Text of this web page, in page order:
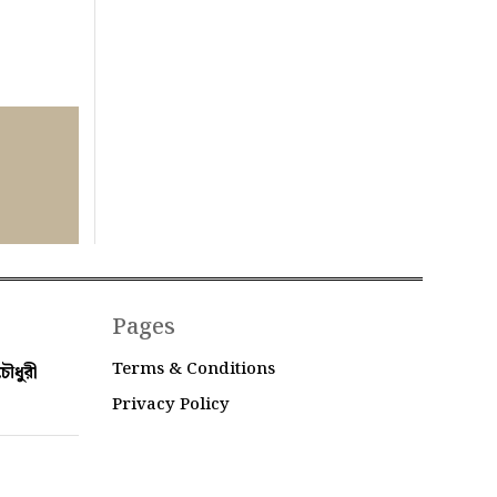
Pages
Terms & Conditions
Privacy Policy